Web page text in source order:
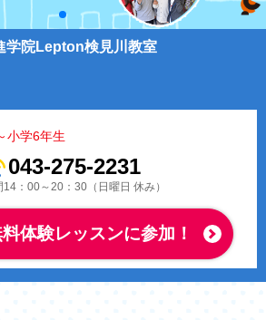
学院Lepton検見川教室
小学6年生
043-275-2231
14：00～20：30（日曜日 休み）
体験レッスンに参加！